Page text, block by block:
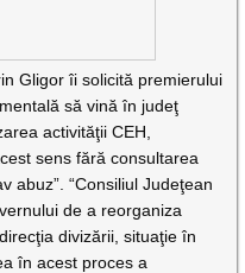
Gligor îi solicită premierului
să vină în judeţ
activităţii CEH,
sens fără consultarea
abuz”. “Consiliul Judeţean
de a reorganiza
divizării, situaţie în
în acest proces a